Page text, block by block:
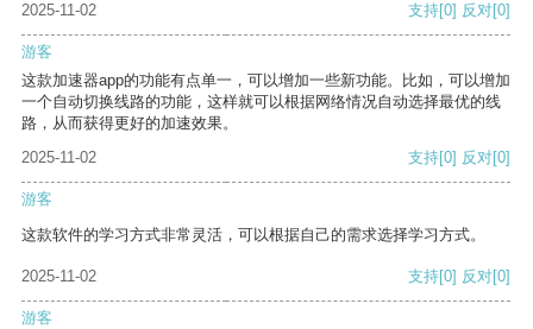
2025-11-02
支持[0] 反对[0]
游客
这款加速器app的功能有点单一，可以增加一些新功能。比如，可以增加
一个自动切换线路的功能，这样就可以根据网络情况自动选择最优的线
路，从而获得更好的加速效果。
2025-11-02
支持[0] 反对[0]
游客
这款软件的学习方式非常灵活，可以根据自己的需求选择学习方式。
2025-11-02 支持[0] 反对[0]
游客